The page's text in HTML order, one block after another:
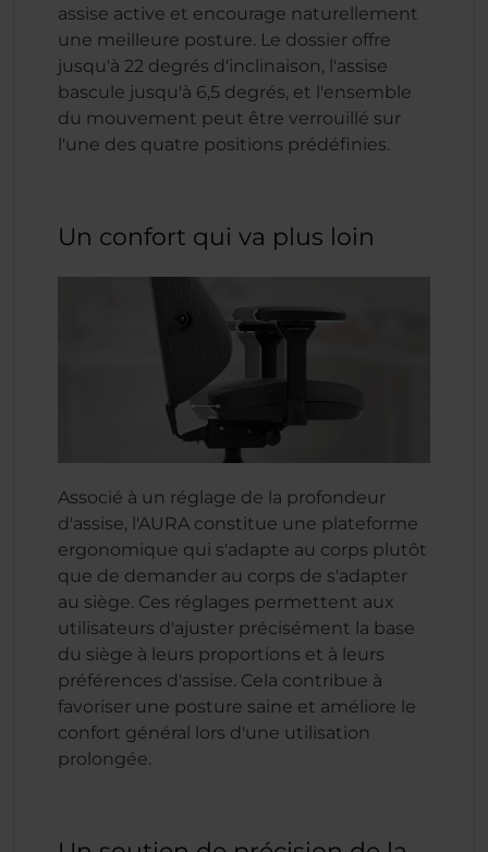
assise active et encourage naturellement
une meilleure posture. Le dossier offre
jusqu'à 22 degrés d'inclinaison, l'assise
bascule jusqu'à 6,5 degrés, et l'ensemble
du mouvement peut être verrouillé sur
l'une des quatre positions prédéfinies.
Un confort qui va plus loin
Associé à un réglage de la profondeur
d'assise, l'AURA constitue une plateforme
ergonomique qui s'adapte au corps plutôt
que de demander au corps de s'adapter
au siège. Ces réglages permettent aux
utilisateurs d'ajuster précisément la base
du siège à leurs proportions et à leurs
préférences d'assise. Cela contribue à
favoriser une posture saine et améliore le
confort général lors d'une utilisation
prolongée.